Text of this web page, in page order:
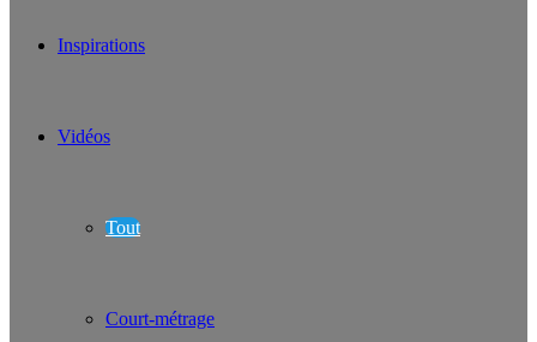
Inspirations
Vidéos
Tout
Court-métrage